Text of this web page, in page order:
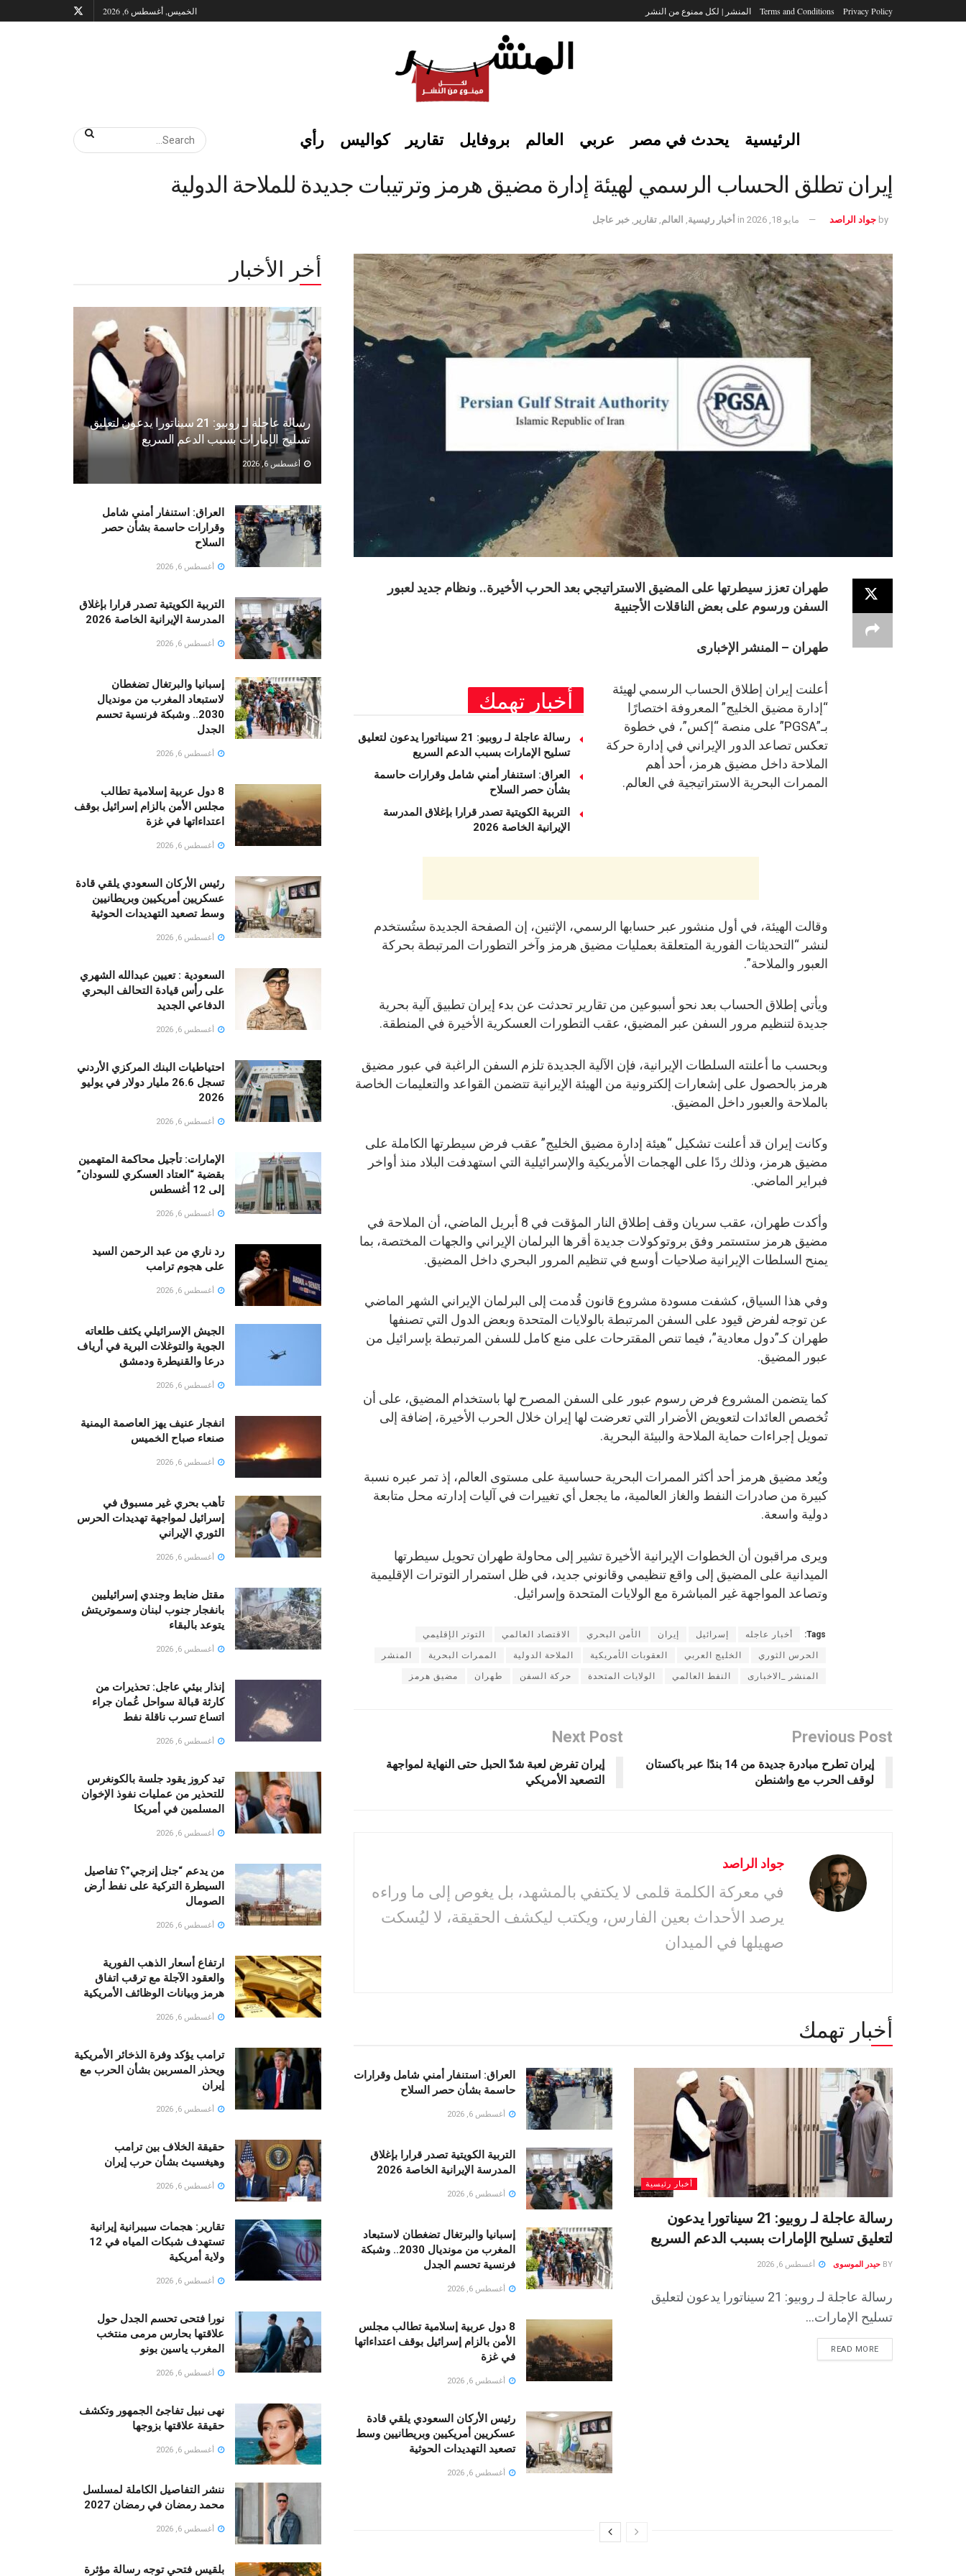
Privacy Policy
Terms and Conditions المنشر | لكل ممنوع من النشر الخميس, أغسطس 6, 2026
الرئيسية يحدث في مصر عربي العالم بروفايل تقارير كواليس رأي
إيران تطلق الحساب الرسمي لهيئة إدارة مضيق هرمز وترتيبات جديدة للملاحة الدولية
by جواد الراصد مايو 18, 2026 in أخبار رئيسية العالم تقارير خبر عاجل
طهران تعزز سيطرتها على المضيق الاستراتيجي بعد الحرب الأخيرة.. ونظام جديد لعبور
السفن ورسوم على بعض الناقلات الأجنبية
طهران – المنشر الإخبارى
أخبار تهمك
رسالة عاجلة لـ روبيو: 21 سيناتورا يدعون لتعليق
تسليح الإمارات بسبب الدعم السريع
العراق: استنفار أمني شامل وقرارات حاسمة
بشأن حصر السلاح
التربية الكويتية تصدر قرارا بإغلاق المدرسة
الإيرانية الخاصة 2026
أعلنت إيران إطلاق الحساب الرسمي لهيئة
“إدارة مضيق الخليج” المعروفة اختصارًا
بـ”PGSA” على منصة “إكس”، في خطوة
تعكس تصاعد الدور الإيراني في إدارة حركة
الملاحة داخل مضيق هرمز، أحد أهم
الممرات البحرية الاستراتيجية في العالم.
وقالت الهيئة، في أول منشور عبر حسابها الرسمي، الإثنين، إن الصفحة الجديدة ستُستخدم
لنشر “التحديثات الفورية المتعلقة بعمليات مضيق هرمز وآخر التطورات المرتبطة بحركة
العبور والملاحة”.
ويأتي إطلاق الحساب بعد نحو أسبوعين من تقارير تحدثت عن بدء إيران تطبيق آلية بحرية
جديدة لتنظيم مرور السفن عبر المضيق، عقب التطورات العسكرية الأخيرة في المنطقة.
وبحسب ما أعلنته السلطات الإيرانية، فإن الآلية الجديدة تلزم السفن الراغبة في عبور مضيق
هرمز بالحصول على إشعارات إلكترونية من الهيئة الإيرانية تتضمن القواعد والتعليمات الخاصة
بالملاحة والعبور داخل المضيق.
وكانت إيران قد أعلنت تشكيل “هيئة إدارة مضيق الخليج” عقب فرض سيطرتها الكاملة على
مضيق هرمز، وذلك ردًا على الهجمات الأمريكية والإسرائيلية التي استهدفت البلاد منذ أواخر
فبراير الماضي.
وأكدت طهران، عقب سريان وقف إطلاق النار المؤقت في 8 أبريل الماضي، أن الملاحة في
مضيق هرمز ستستمر وفق بروتوكولات جديدة أقرها البرلمان الإيراني والجهات المختصة، بما
يمنح السلطات الإيرانية صلاحيات أوسع في تنظيم المرور البحري داخل المضيق.
وفي هذا السياق، كشفت مسودة مشروع قانون قُدمت إلى البرلمان الإيراني الشهر الماضي
عن توجه لفرض قيود على السفن المرتبطة بالولايات المتحدة وبعض الدول التي تصنفها
طهران كـ”دول معادية”، فيما تنص المقترحات على منع كامل للسفن المرتبطة بإسرائيل من
عبور المضيق.
كما يتضمن المشروع فرض رسوم عبور على السفن المصرح لها باستخدام المضيق، على أن
تُخصص العائدات لتعويض الأضرار التي تعرضت لها إيران خلال الحرب الأخيرة، إضافة إلى
تمويل إجراءات حماية الملاحة والبيئة البحرية.
ويُعد مضيق هرمز أحد أكثر الممرات البحرية حساسية على مستوى العالم، إذ تمر عبره نسبة
كبيرة من صادرات النفط والغاز العالمية، ما يجعل أي تغييرات في آليات إدارته محل متابعة
دولية واسعة.
ويرى مراقبون أن الخطوات الإيرانية الأخيرة تشير إلى محاولة طهران تحويل سيطرتها
الميدانية على المضيق إلى واقع تنظيمي وقانوني جديد، في ظل استمرار التوترات الإقليمية
وتصاعد المواجهة غير المباشرة مع الولايات المتحدة وإسرائيل.
Tags: أخبار عاجله إسرائيل إيران الأمن البحري الاقتصاد العالمي التوتر الإقليمي
الحرس الثوري الخليج العربي العقوبات الأمريكية الملاحة الدولية الممرات البحرية المنشر
المنشر _الاخبارى النفط العالمي الولايات المتحدة حركة السفن طهران مضيق هرمز
Previous Post
إيران تطرح مبادرة جديدة من 14 بندًا عبر باكستان
لوقف الحرب مع واشنطن
Next Post
إيران تفرض لعبة شدّ الحبل حتى النهاية لمواجهة
التصعيد الأمريكي
جواد الراصد
في معركة الكلمة قلمى لا يكتفي بالمشهد، بل يغوص إلى ما وراءه
يرصد الأحداث بعين الفارس، ويكتب ليكشف الحقيقة، لا ليُسكت
صهيلها في الميدان
أخبار تهمك
أخبار رئيسية
رسالة عاجلة لـ روبيو: 21 سيناتورا يدعون
لتعليق تسليح الإمارات بسبب الدعم السريع
BY حيدر الموسوى أغسطس 6, 2026
رسالة عاجلة لـ روبيو: 21 سيناتورا يدعون لتعليق
تسليح الإمارات...
READ MORE
العراق: استنفار أمني شامل وقرارات
حاسمة بشأن حصر السلاح
أغسطس 6, 2026
التربية الكويتية تصدر قرارا بإغلاق
المدرسة الإيرانية الخاصة 2026
أغسطس 6, 2026
إسبانيا والبرتغال تضغطان لاستبعاد
المغرب من مونديال 2030.. وشبكة
فرنسية تحسم الجدل
أغسطس 6, 2026
8 دول عربية إسلامية تطالب مجلس
الأمن بالزام إسرائيل بوقف اعتداءاتها
في غزة
أغسطس 6, 2026
رئيس الأركان السعودي يلقي قادة
عسكريين أمريكيين وبريطانيين وسط
تصعيد التهديدات الحوثية
أغسطس 6, 2026
أخر الأخبار
رسالة عاجلة لـ روبيو: 21 سيناتورا يدعون لتعليق
تسليح الإمارات بسبب الدعم السريع
أغسطس 6, 2026
العراق: استنفار أمني شامل
وقرارات حاسمة بشأن حصر
السلاح
أغسطس 6, 2026
التربية الكويتية تصدر قرارا بإغلاق
المدرسة الإيرانية الخاصة 2026
أغسطس 6, 2026
إسبانيا والبرتغال تضغطان
لاستبعاد المغرب من مونديال
2030.. وشبكة فرنسية تحسم
الجدل
أغسطس 6, 2026
8 دول عربية إسلامية تطالب
مجلس الأمن بالزام إسرائيل بوقف
اعتداءاتها في غزة
أغسطس 6, 2026
رئيس الأركان السعودي يلقي قادة
عسكريين أمريكيين وبريطانيين
وسط تصعيد التهديدات الحوثية
أغسطس 6, 2026
السعودية : تعيين عبدالله الشهري
على رأس قيادة التحالف البحري
الدفاعي الجديد
أغسطس 6, 2026
احتياطيات البنك المركزي الأردني
تسجل 26.6 مليار دولار في يوليو
2026
أغسطس 6, 2026
الإمارات: تأجيل محاكمة المتهمين
بقضية “العتاد العسكري للسودان”
إلى 12 أغسطس
أغسطس 6, 2026
رد ناري من عبد الرحمن السيد
على هجوم ترامب
أغسطس 6, 2026
الجيش الإسرائيلي يكثف طلعاته
الجوية والتوغلات البرية في أرياف
درعا والقنيطرة ودمشق
أغسطس 6, 2026
انفجار عنيف يهز العاصمة اليمنية
صنعاء صباح الخميس
أغسطس 6, 2026
تأهب بحري غير مسبوق في
إسرائيل لمواجهة تهديدات الحرس
الثوري الإيراني
أغسطس 6, 2026
مقتل ضابط وجندي إسرائيليين
بانفجار جنوب لبنان وسموتريتش
يتوعد بالبقاء
أغسطس 6, 2026
إنذار بيئي عاجل: تحذيرات من
كارثة قبالة سواحل عُمان جراء
اتساع تسرب ناقلة نفط
أغسطس 6, 2026
تيد كروز يقود جلسة بالكونغرس
للتحذير من عمليات نفوذ الإخوان
المسلمين في أمريكا
أغسطس 6, 2026
من يدعم “جنل إنرجي”؟ تفاصيل
السيطرة التركية على نفط أرض
الصومال
أغسطس 6, 2026
ارتفاع أسعار الذهب الفورية
والعقود الآجلة مع ترقب اتفاق
هرمز وبيانات الوظائف الأمريكية
أغسطس 6, 2026
ترامب يؤكد وفرة الذخائر الأمريكية
ويحذر المسربين بشأن الحرب مع
إيران
أغسطس 6, 2026
حقيقة الخلاف بين ترامب
وهيغسيث بشأن حرب إيران
أغسطس 6, 2026
تقارير: هجمات سيبرانية إيرانية
تستهدف شبكات المياه في 12
ولاية أمريكية
أغسطس 6, 2026
نورا فتحى تحسم الجدل حول
علاقتها بحارس مرمى منتخب
المغرب ياسين بونو ‏
أغسطس 6, 2026
نهى نبيل تفاجئ الجمهور وتكشف
حقيقة علاقتها بزوجها
أغسطس 6, 2026
ننشر التفاصيل الكاملة لمسلسل
محمد رمضان في رمضان 2027
أغسطس 6, 2026
بلقيس فتحي توجه رسالة مؤثرة